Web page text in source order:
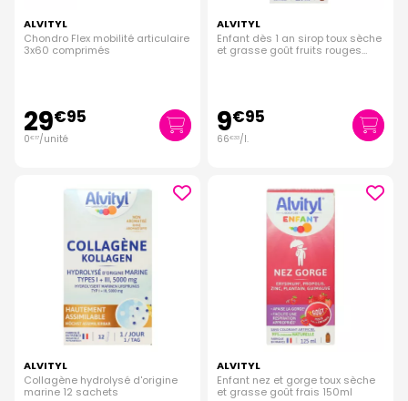
ALVITYL
Chondro Flex mobilité articulaire
3x60 comprimés
29€95
0€ 17/unité
ALVITYL
Enfant dès 1 an sirop toux sèche
et grasse goût fruits rouges
9€95
66€33/l.
ALVITYL
Collagène hydrolysé d'origine
marine 12 sachets
ALVITYL
Enfant nez et gorge toux sèche
et grasse goût frais 150ml